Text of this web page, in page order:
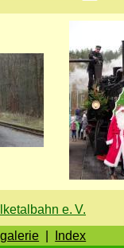
e. V.
Index